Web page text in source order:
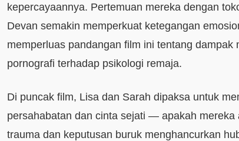
kepercayaannya. Pertemuan mereka dengan
Devan semakin memperkuat ketegangan
memperluas pandangan film ini tentang dampak
pornografi terhadap psikologi remaja.
Di puncak film, Lisa dan Sarah dipaksa untuk
persahabatan dan cinta sejati — apakah mereka
trauma dan keputusan buruk menghancurkan